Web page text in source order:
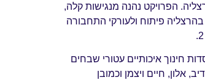
הפרויקט נהנה מנגישות קלה,
פיתוח ולעורקי התחבורה
חינוך איכותיים עטורי שבחים
אלון, חיים ויצמן וכמובן